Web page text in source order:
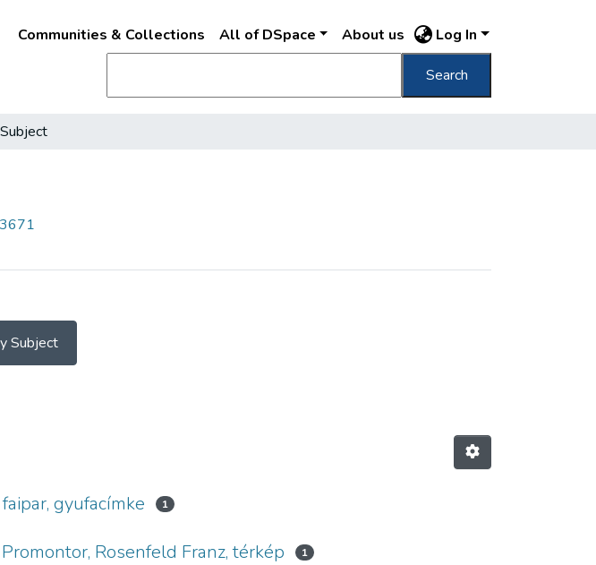
Communities & Collections All of DSpace About us Log In
Search
Subject
gyufacímke 1
Rosenfeld Franz, térkép 1